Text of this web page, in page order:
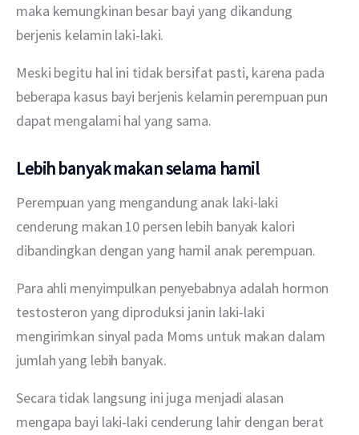
maka kemungkinan besar bayi yang dikandung
berjenis kelamin laki-laki.
Meski begitu hal ini tidak bersifat pasti, karena pada
beberapa kasus bayi berjenis kelamin perempuan pun
dapat mengalami hal yang sama.
Lebih banyak makan selama hamil
Perempuan yang mengandung anak laki-laki
cenderung makan 10 persen lebih banyak kalori
dibandingkan dengan yang hamil anak perempuan.
Para ahli menyimpulkan penyebabnya adalah hormon
testosteron yang diproduksi janin laki-laki
mengirimkan sinyal pada Moms untuk makan dalam
jumlah yang lebih banyak.
Secara tidak langsung ini juga menjadi alasan
mengapa bayi laki-laki cenderung lahir dengan berat